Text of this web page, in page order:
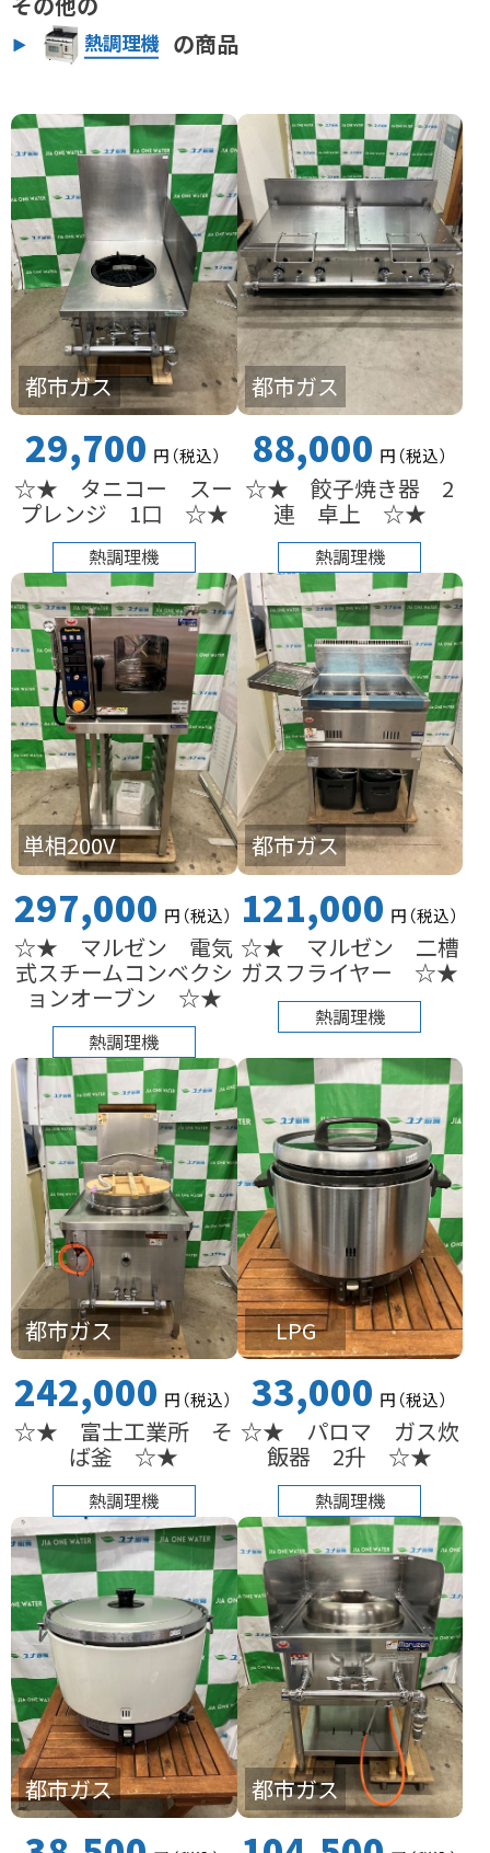
熱調理機 の商品
都市ガス
29,700 円（税込）
☆★ タニコー スー
プレンジ 1口 ☆★
熱調理機
都市ガス
88,000 円（税込）
☆★ 餃子焼き器 2
連 卓上 ☆★
熱調理機
単相200V
297,000 円（税込）
☆★ マルゼン 電気
式スチームコンベクシ
ョンオーブン ☆★
熱調理機
都市ガス
121,000 円（税込）
☆★ マルゼン 二槽
ガスフライヤー ☆★
熱調理機
都市ガス
242,000 円（税込）
☆★ 富士工業所 そ
ば釜 ☆★
熱調理機
LPG
33,000 円（税込）
☆★ パロマ ガス炊
飯器 2升 ☆★
熱調理機
都市ガス 都市ガス